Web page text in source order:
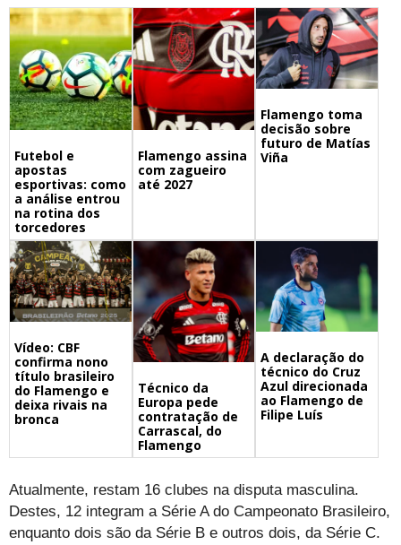
Futebol e
apostas
esportivas: como
a análise entrou
na rotina dos
torcedores
Flamengo assina
com zagueiro
até 2027
Flamengo toma
decisão sobre
futuro de Matías
Viña
Vídeo: CBF
confirma nono
título brasileiro
do Flamengo e
deixa rivais na
bronca
Técnico da
Europa pede
contratação de
Carrascal, do
Flamengo
A declaração do
técnico do Cruz
Azul direcionada
ao Flamengo de
Filipe Luís
Atualmente, restam 16 clubes na disputa masculina.
Destes, 12 integram a Série A do Campeonato Brasileiro,
enquanto dois são da Série B e outros dois, da Série C.